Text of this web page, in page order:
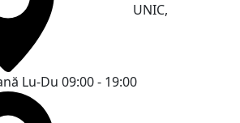
UNIC,
Lu-Du 09:00 - 19:00